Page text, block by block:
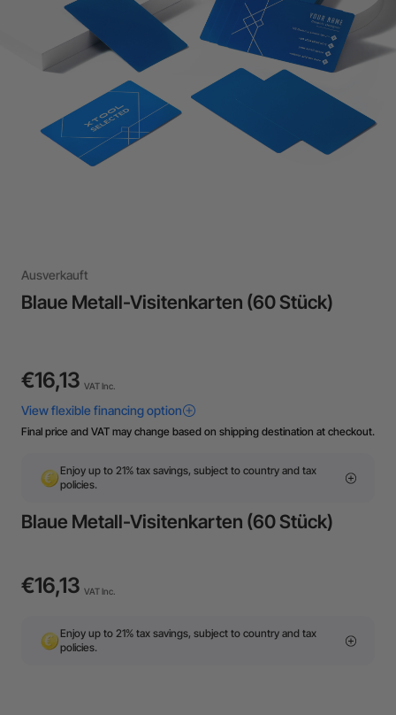
Ausverkauft
Blaue Metall-Visitenkarten (60 Stück)
€16,13 VAT Inc.
Final price and VAT may change based on shipping destination at checkout.
Enjoy up to 21% tax savings, subject to country and tax
policies.
Blaue Metall-Visitenkarten (60 Stück)
€16,13 VAT Inc.
Enjoy up to 21% tax savings, subject to country and tax
policies.